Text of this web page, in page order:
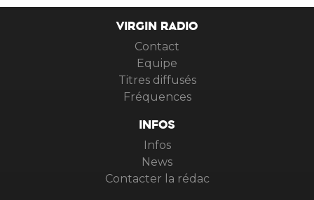
VIRGIN RADIO
Contact
Equipe
Titres diffusés
Fréquences
INFOS
Infos
News
Contacter la rédac